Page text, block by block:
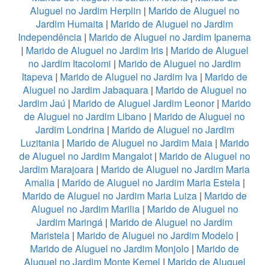
Aluguel no Jardim Herplin | Marido de Aluguel no
Jardim Humaita | Marido de Aluguel no Jardim
Independência | Marido de Aluguel no Jardim Ipanema
| Marido de Aluguel no Jardim Iris| Marido de Aluguel
no Jardim Itacolomi | Marido de Aluguel no Jardim
Itapeva | Marido de Aluguel no Jardim Iva | Marido de
Aluguel no Jardim Jabaquara| Marido de Aluguel no
Jardim Jaú | Marido de Aluguel Jardim Leonor| Marido
de Aluguel no Jardim Libano | Marido de Aluguel no
Jardim Londrina| Marido de Aluguel no Jardim
Luzitania| Marido de Aluguel no Jardim Maia| Marido
de Aluguel no Jardim Mangalot| Marido de Aluguel no
Jardim Marajoara | Marido de Aluguel no Jardim Maria
Amalia| Marido de Aluguel no Jardim Maria Estela|
Marido de Aluguel no Jardim Maria Luiza | Marido de
Aluguel no Jardim Marilia| Marido de Aluguel no
Jardim Maringá | Marido de Aluguel no Jardim
Maristela | Marido de Aluguel no Jardim Modelo |
Marido de Aluguel no Jardim Monjolo | Marido de
Aluguel no Jardim Monte Kemel | Marido de Aluguel